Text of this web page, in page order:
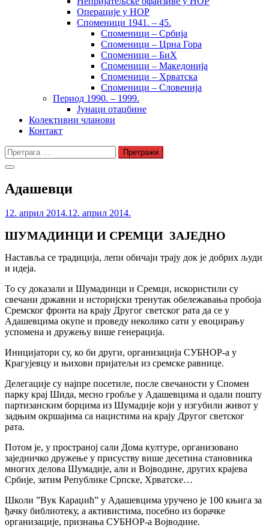
Операције у НОР
Споменици 1941. – 45.
Споменици – Србија
Споменици – Црна Гора
Споменици – БиХ
Споменици – Македонија
Споменици – Хрватска
Споменици – Словенија
Период 1990. – 1999.
Јунаци отаџбине
Колективни чланови
Контакт
Претрага
за:
Адашевци
12. април 2014.12. април 2014.
ШУМАДИНЦИ И СРЕМЦИ ЗАЈЕДНО
Наставља се традиција, лепи обичаји трају док је добрих људи
и идеја.
То су доказали и Шумадинци и Сремци, искористили су
свечани државни и историјски тренутак обележавања пробоја
Сремског фронта на крају Другог светског рата да се у
Адашевцима окупе и проведу неколико сати у евоцирању
успомена и дружењу више генерација.
Иницијатори су, ко би други, организација СУБНОР-а у
Крагујевцу и њихови пријатељи из сремске равнице.
Делегације су најпре посетиле, после свечаности у Спомен
парку крај Шида, месно гробље у Адашевцима и одали пошту
партизанским борцима из Шумадије који у изгубили живот у
задњим окршајима са нацистима на крају Другог светског
рата.
Потом је, у пространој сали Дома културе, организовано
заједничко дружење у присуству више десетина становника
многих делова Шумадије, али и Војводине, других крајева
Србије, затим Републике Српске, Хрватске…
Школи ”Вук Караџић” у Адашевцима уручено је 100 књига за
ђачку библиотеку, а активистима, посебно из борачке
организације, признања СУБНОР-а Војводине.